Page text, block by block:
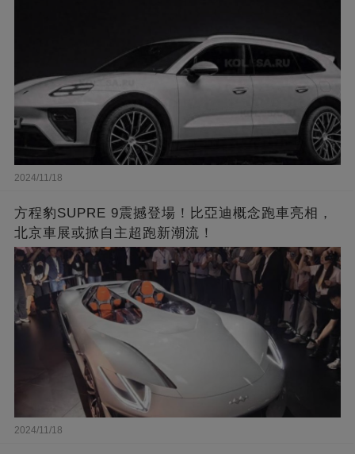
2024/11/18
方程豹SUPRE 9震撼登場！比亞迪概念跑車亮相，
北京車展或掀自主超跑新潮流！
2024/11/18